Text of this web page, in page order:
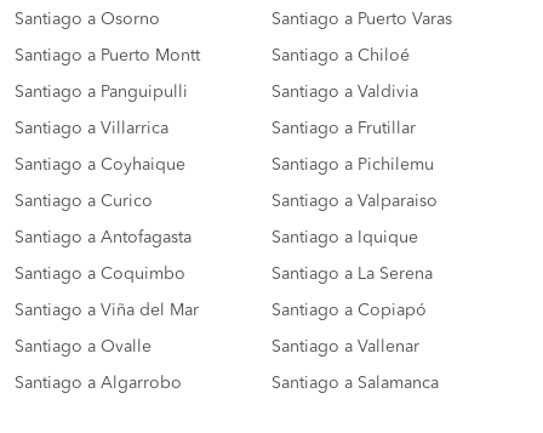
Santiago a Osorno Santiago a Puerto Varas
Santiago a Puerto Montt Santiago a Chiloé
Santiago a Panguipulli Santiago a Valdivia
Santiago a Villarrica Santiago a Frutillar
Santiago a Coyhaique Santiago a Pichilemu
Santiago a Curico Santiago a Valparaiso
Santiago a Antofagasta Santiago a Iquique
Santiago a Coquimbo Santiago a La Serena
Santiago a Viña del Mar Santiago a Copiapó
Santiago a Ovalle Santiago a Vallenar
Santiago a Algarrobo Santiago a Salamanca